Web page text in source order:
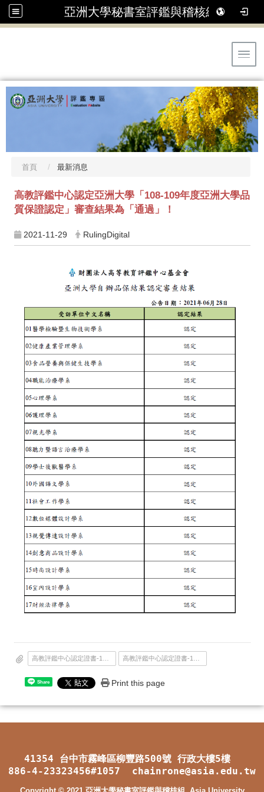
亞洲大學秘書室評鑑與稽核組
首頁 最新消息
高教評鑑中心認定亞洲大學「108-109年度亞洲大學品
質保證認定」審查結果為「通過」！
2021-11-29 RulingDigital
高教評鑑中心認定證書-17系(中文版).pdf 高教評鑑中心認定證書-17系(英文版).pdf
Share Print this page
41354 台中市霧峰區柳豐路500號 行政大樓5樓
886-4-23323456#1057 chainrone@asia.edu.tw